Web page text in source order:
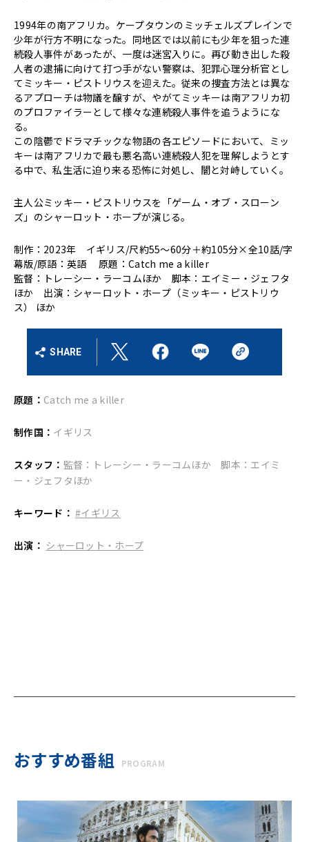
1994年の南アフリカ。ケープタウンのミッチェルズプレインで
少年が行方不明になった。同地区では以前にも少年を狙った連
続殺人事件があったが、一度は迷宮入りに。再び動き出した殺
人者の逮捕に向けて打つ手がない警察は、犯罪心理分析官とし
てミッキー・ピストリウスを迎えた。従来の捜査方法とは異な
るアプローチは物議を醸すが、やがてミッキーは南アフリカ初
のプロファイラーとして様々な連続殺人事件を追うようにな
る。
この陰鬱でドラマチックな物語の各エピソードにおいて、ミッ
キーは南アフリカで最も悪名高い連続殺人犯を理解しようとす
る中で、私生活に迫り来る恐怖に対処し、闇と対峙していく。
主人公ミッキー・ピストリウスを「ゲーム・オブ・スローン
ズ」のシャーロット・ホープが演じる。
制作：2023年 イギリス/尺約55～60分＋約105分×全10話/字
幕版/原語：英語 原題：Catch me a killer
監督：トレーシー・ラーコムほか 脚本：エイミー・ジェフタ
ほか 出演：シャーロット・ホープ（ミッキー・ピストリウ
ス） ほか
SHARE
原題： Catch me a killer
制作国： イギリス
スタッフ： 監督：トレーシー・ラーコムほか 脚本：エイミ
ー・ジェフタほか
キーワード： #イギリス
出演： シャーロット・ホープ
おすすめ番組 PROGRAM